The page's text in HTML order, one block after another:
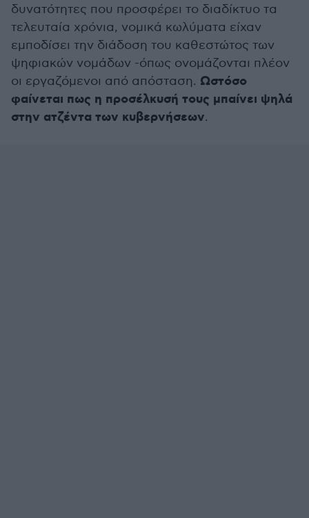
δυνατότητες που προσφέρει το διαδίκτυο τα
τελευταία χρόνια, νομικά κωλύματα είχαν
εμποδίσει την διάδοση του καθεστώτος των
ψηφιακών νομάδων -όπως ονομάζονται πλέον
οι εργαζόμενοι από απόσταση. Ωστόσο
φαίνεται πως η προσέλκυσή τους μπαίνει ψηλά
στην ατζέντα των κυβερνήσεων.